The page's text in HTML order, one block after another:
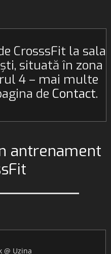
CrosssFit la sala
situată în zona
4 – mai multe
de Contact.
antrenament
@ Uzina